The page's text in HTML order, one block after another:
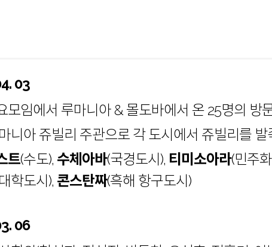
03
모임에서 루마니아 & 몰도바에서 온 25명의 방
니아 쥬빌리 주관으로 각 도시에서 쥬빌리를 발
트(수도), 수체아바(국경도시), 티미소아라(민주
학도시), 콘스탄짜(흑해 항구도시)
06